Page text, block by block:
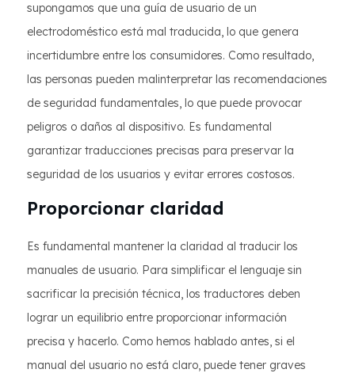
supongamos que una guía de usuario de un
electrodoméstico está mal traducida, lo que genera
incertidumbre entre los consumidores. Como resultado,
las personas pueden malinterpretar las recomendaciones
de seguridad fundamentales, lo que puede provocar
peligros o daños al dispositivo. Es fundamental
garantizar traducciones precisas para preservar la
seguridad de los usuarios y evitar errores costosos.
Proporcionar claridad
Es fundamental mantener la claridad al traducir los
manuales de usuario. Para simplificar el lenguaje sin
sacrificar la precisión técnica, los traductores deben
lograr un equilibrio entre proporcionar información
precisa y hacerlo. Como hemos hablado antes, si el
manual del usuario no está claro, puede tener graves